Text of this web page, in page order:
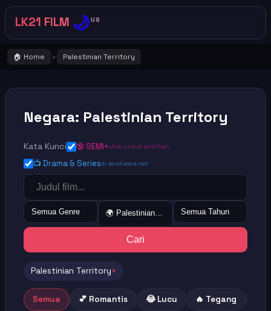
LK21 FILM 🌙US
🏠 Home › Palestinian Territory
Negara: Palestinian Territory
Kata Kunci 🔞 SEMI+click untuk aktifkan
📺 Drama & Seriesdi sandiwara.net
Semua Genre 🌍 Palestinian TerritorySemua Tahun
Cari
Palestinian Territory×
Semua 💕 Romantis 😂 Lucu 🔥 Tegang